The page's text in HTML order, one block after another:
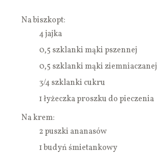
Na biszkopt:
4 jajka
0,5 szklanki mąki pszennej
0,5 szklanki mąki ziemniaczanej
3/4 szklanki cukru
1 łyżeczka proszku do pieczenia
Na krem:
2 puszki ananasów
1 budyń śmietankowy